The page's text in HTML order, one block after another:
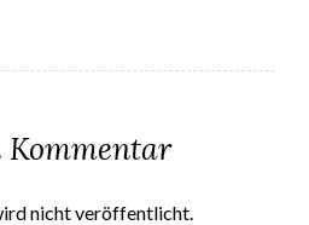
Kommentar
nicht veröffentlicht.